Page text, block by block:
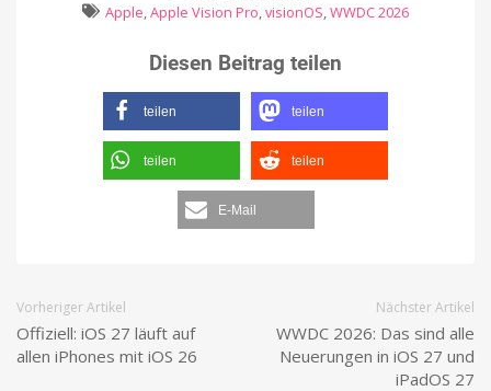
Apple,Apple Vision Pro,visionOS,WWDC 2026
Diesen Beitrag teilen
teilen teilen
teilen teilen
E-Mail
Vorheriger Artikel
Offiziell: iOS 27 läuft auf
allen iPhones mit iOS 26
Nächster Artikel
WWDC 2026: Das sind alle
Neuerungen in iOS 27 und
iPadOS 27